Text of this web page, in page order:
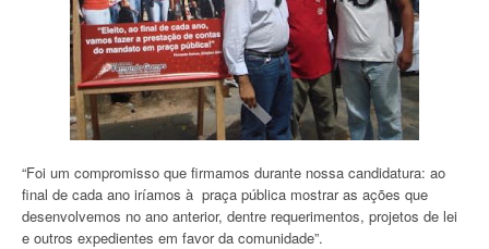
“Foi um compromisso que firmamos durante nossa candidatura: ao
final de cada ano iríamos à praça pública mostrar as ações que
desenvolvemos no ano anterior, dentre requerimentos, projetos de lei
e outros expedientes em favor da comunidade”.